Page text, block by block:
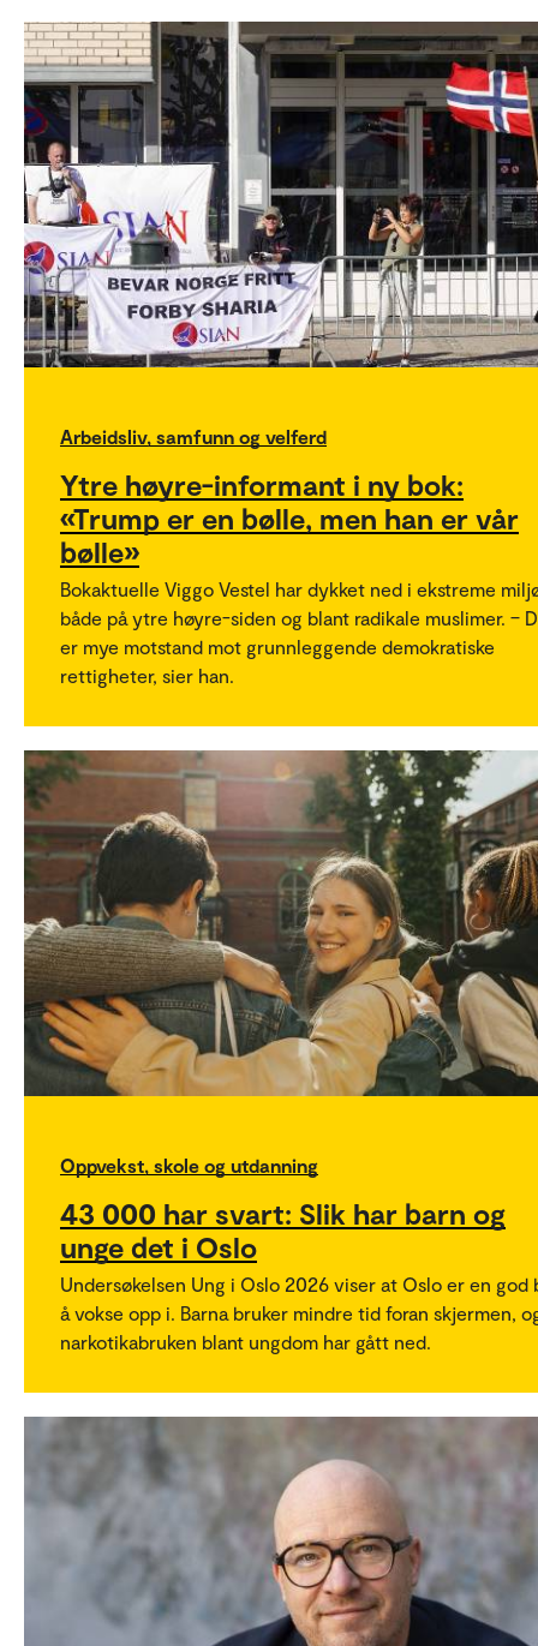
Arbeidsliv, samfunn og velferd
Ytre høyre-informant i ny bok:
«Trump er en bølle, men han er vår
bølle»
Bokaktuelle Viggo Vestel har dykket ned i ekstreme
både på ytre høyre-siden og blant radikale muslimer. –
er mye motstand mot grunnleggende demokratiske
rettigheter, sier han.
Oppvekst, skole og utdanning
43 000 har svart: Slik har barn og
unge det i Oslo
Undersøkelsen Ung i Oslo 2026 viser at Oslo er en god
å vokse opp i. Barna bruker mindre tid foran skjermen,
narkotikabruken blant ungdom har gått ned.